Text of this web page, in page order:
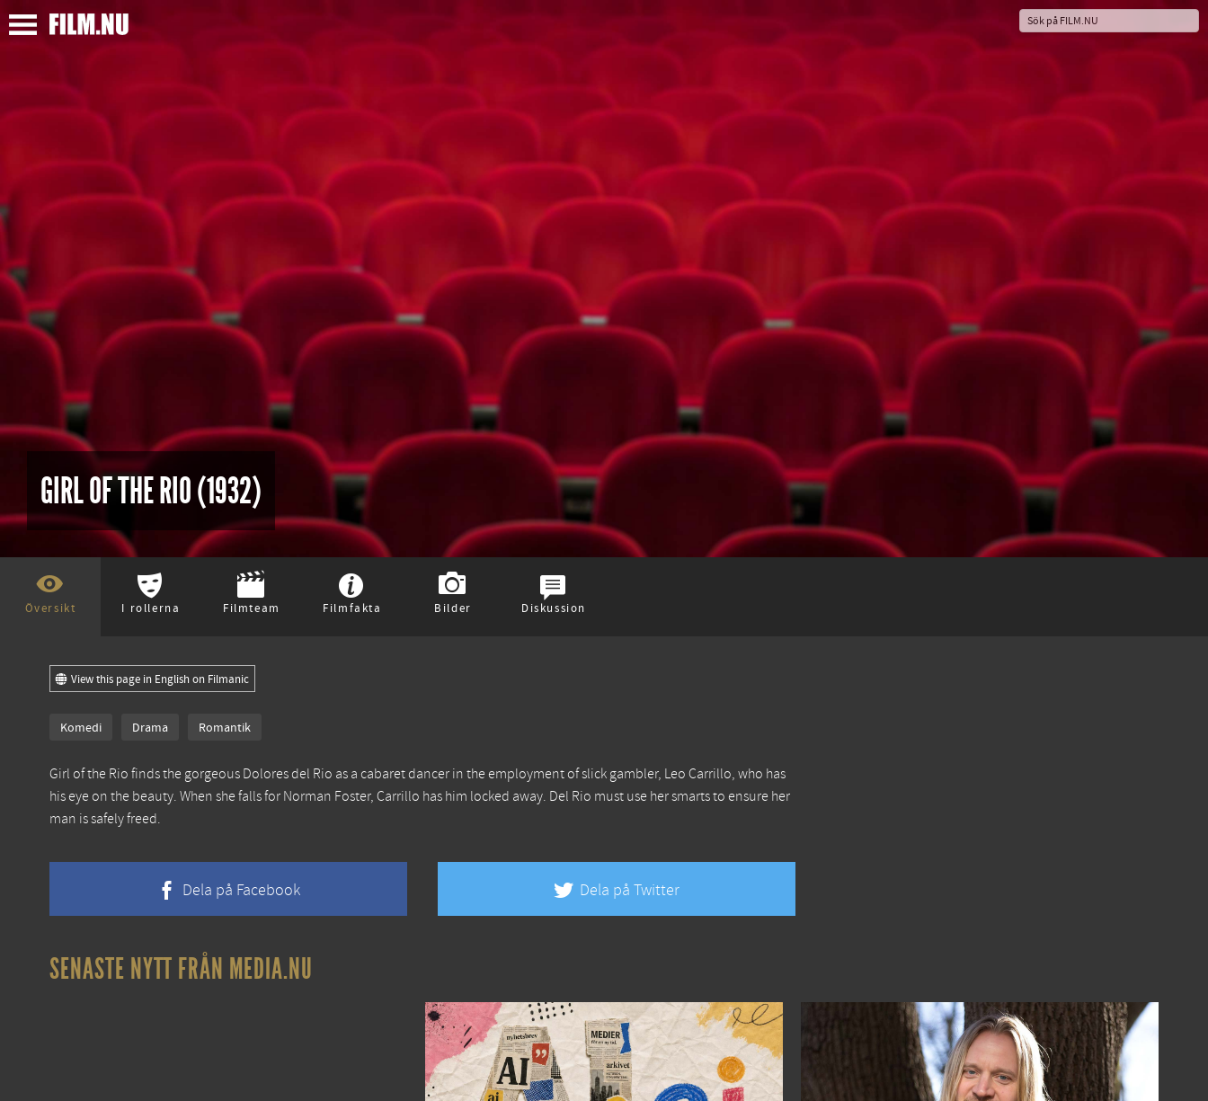
GIRL OF THE RIO (1932)
Översikt I rollerna Filmteam Filmfakta Bilder Diskussion
View this page in English on Filmanic
Komedi Drama Romantik
Girl of the Rio finds the gorgeous Dolores del Rio as a cabaret dancer in the employment of slick gambler, Leo Carrillo, who has
his eye on the beauty. When she falls for Norman Foster, Carrillo has him locked away. Del Rio must use her smarts to ensure her
man is safely freed.
Dela på Facebook Dela på Twitter
SENASTE NYTT FRÅN MEDIA.NU